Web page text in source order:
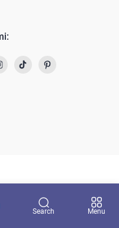
Search Menu